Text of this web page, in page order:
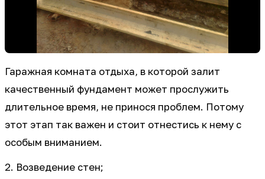
Гаражная комната отдыха, в которой залит
качественный фундамент может прослужить
длительное время, не принося проблем. Потому
этот этап так важен и стоит отнестись к нему с
особым вниманием.
2. Возведение стен;